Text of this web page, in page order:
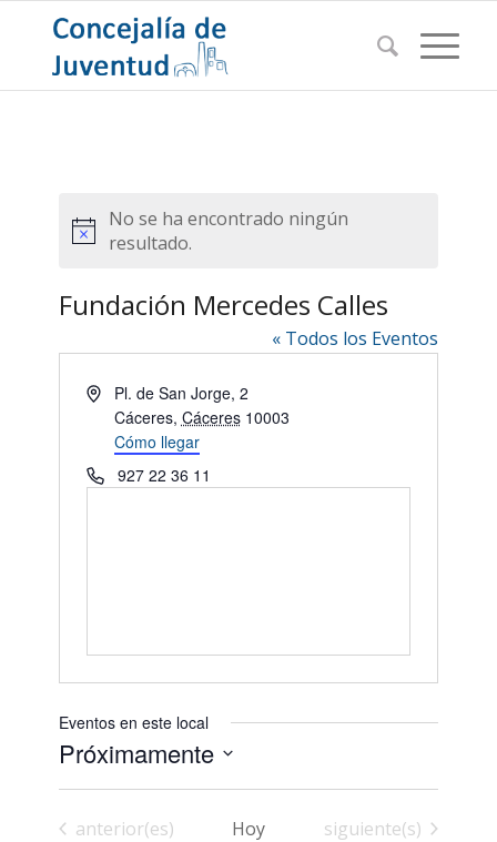
Aviso
No se ha encontrado ningún
resultado.
Fundación Mercedes Calles
« Todos los Eventos
Dirección
Pl. de San Jorge, 2
Cáceres, Cáceres 10003
Cómo llegar
Teléfono927 22 36 11
Eventos en este local
Próximamente
Seleccionar
Eventos
anterior(es) Hoy Eventos
siguiente(s)